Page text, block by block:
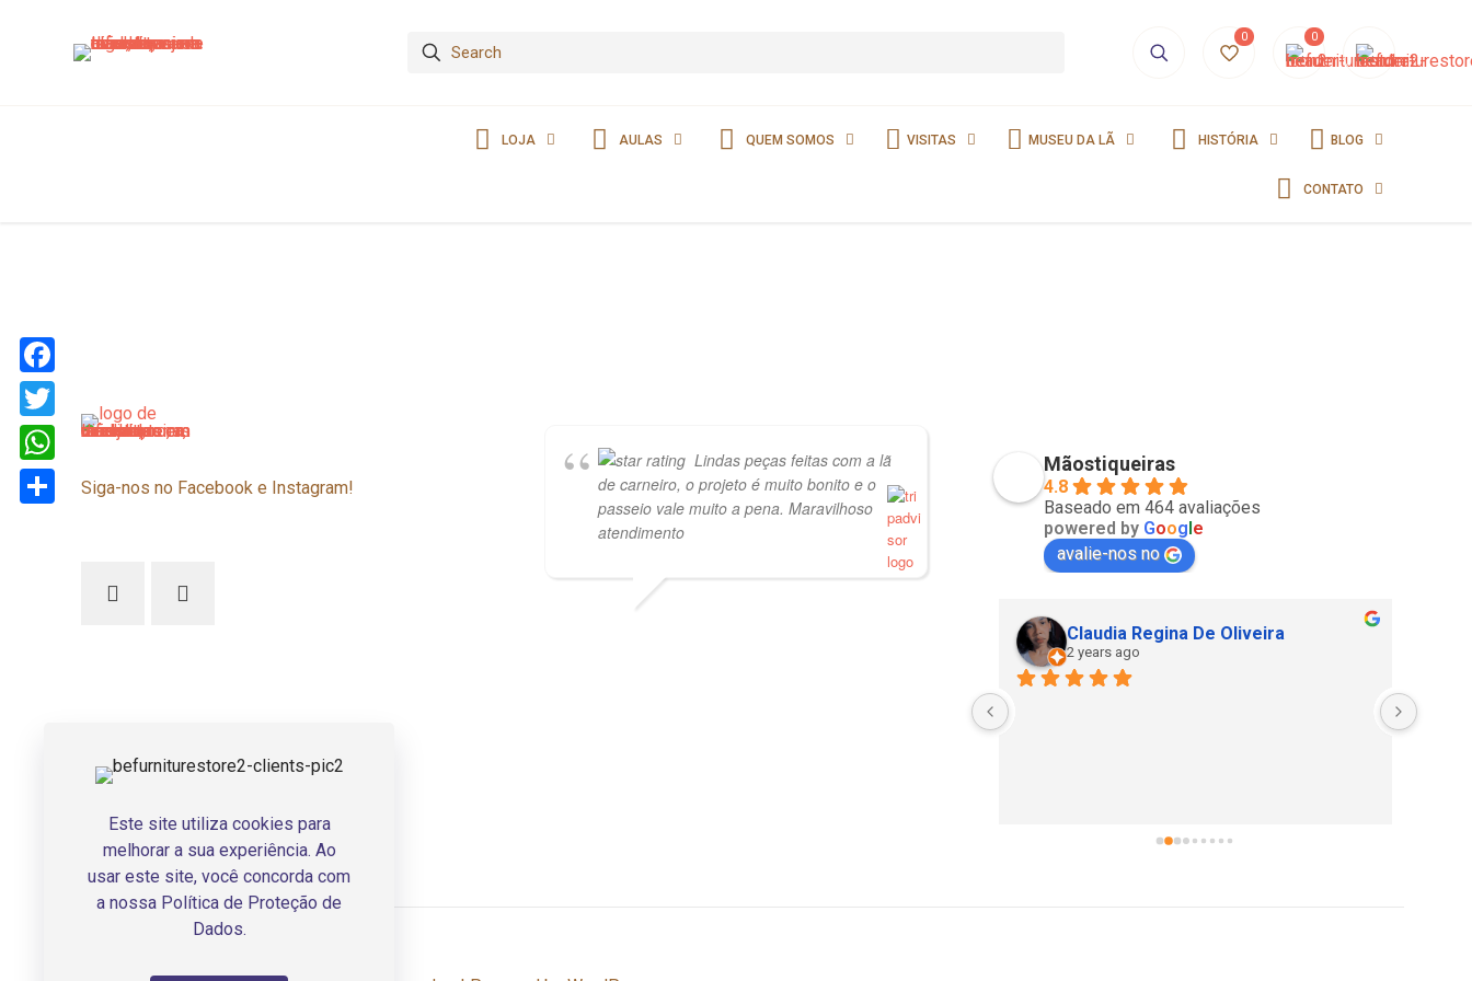
0 0
LOJA AULAS QUEM SOMOS VISITAS MUSEU DA LÃ HISTÓRIA BLOG
CONTATO
Siga-nos no Facebook e Instagram!
Lindas peças feitas com a lã
de carneiro, o projeto é muito bonito e o
passeio vale muito a pena. Maravilhoso
atendimento
Mãostiqueiras
4.8
Baseado em 464 avaliações
powered by Google
avalie-nos no
Claudia Regina De Oliveira
2 years ago
Este site utiliza cookies para
melhorar a sua experiência. Ao
usar este site, você concorda com
a nossa Política de Proteção de
Dados.
Facebook
Twitter
WhatsApp